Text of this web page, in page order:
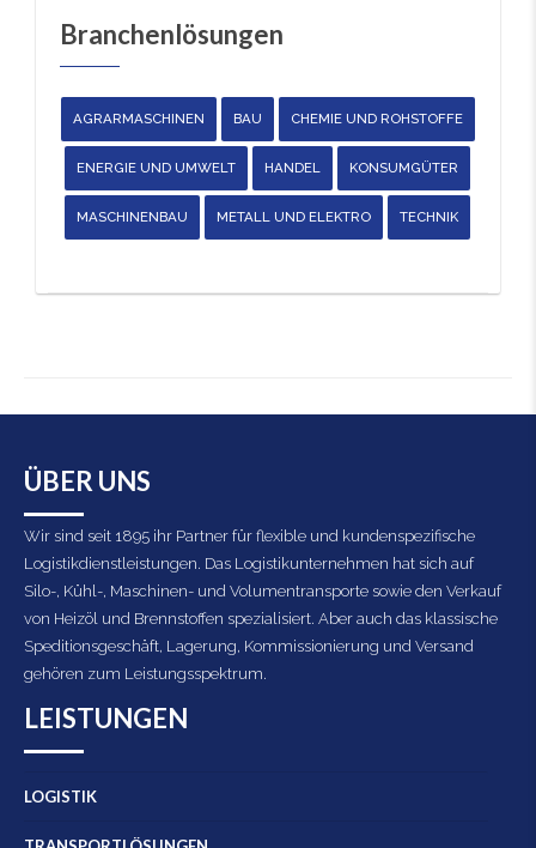
Branchenlösungen
AGRARMASCHINEN BAU CHEMIE UND ROHSTOFFE
ENERGIE UND UMWELT HANDEL KONSUMGÜTER
MASCHINENBAU METALL UND ELEKTRO TECHNIK
ÜBER UNS
Wir sind seit 1895 ihr Partner für flexible und kundenspezifische
Logistikdienstleistungen. Das Logistikunternehmen hat sich auf
Silo-, Kühl-, Maschinen- und Volumentransporte sowie den Verkauf
von Heizöl und Brennstoffen spezialisiert. Aber auch das klassische
Speditionsgeschäft, Lagerung, Kommissionierung und Versand
gehören zum Leistungsspektrum.
LEISTUNGEN
LOGISTIK